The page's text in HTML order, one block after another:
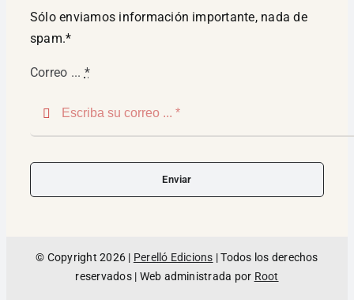
Sólo enviamos información importante, nada de
spam.*
Correo ... *
Enviar
© Copyright 2026 | Perelló Edicions | Todos los derechos
reservados | Web administrada por Root